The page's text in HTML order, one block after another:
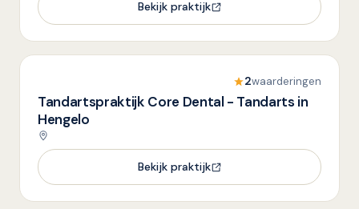
Bekijk praktijk
2waarderingen
Tandartspraktijk Core Dental - Tandarts in
Hengelo
Bekijk praktijk